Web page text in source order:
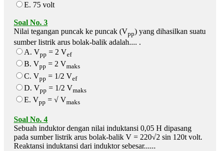
E. 75 volt
Soal No. 3
Nilai tegangan puncak ke puncak (Vpp) yang dihasilkan suatu
sumber listrik arus bolak-balik adalah.... .
A. Vpp = 2 Vef
B. Vpp = 2 Vmaks
C. Vpp = 1/2 Vef
D. Vpp = 1/2 Vmaks
E. Vpp = √ Vmaks
Soal No. 4
Sebuah induktor dengan nilai induktansi 0,05 H dipasang
pada sumber listrik arus bolak-balik V = 220√2 sin 120t volt.
Reaktansi induktansi dari induktor sebesar......